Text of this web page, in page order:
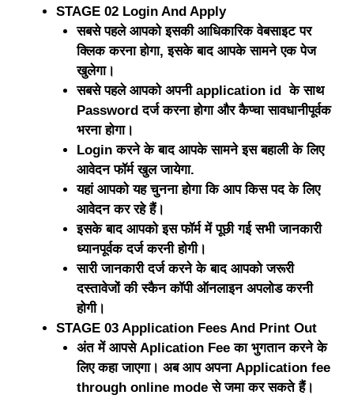
STAGE 02 Login And Apply
सबसे पहले आपको इसकी आधिकारिक वेबसाइट पर
क्लिक करना होगा, इसके बाद आपके सामने एक पेज
खुलेगा।
सबसे पहले आपको अपनी application id के साथ
Password दर्ज करना होगा और कैप्चा सावधानीपूर्वक
भरना होगा।
Login करने के बाद आपके सामने इस बहाली के लिए
आवेदन फॉर्म खुल जायेगा.
यहां आपको यह चुनना होगा कि आप किस पद के लिए
आवेदन कर रहे हैं।
इसके बाद आपको इस फॉर्म में पूछी गई सभी जानकारी
ध्यानपूर्वक दर्ज करनी होगी।
सारी जानकारी दर्ज करने के बाद आपको जरूरी
दस्तावेजों की स्कैन कॉपी ऑनलाइन अपलोड करनी
होगी।
STAGE 03 Application Fees And Print Out
अंत में आपसे Aplication Fee का भुगतान करने के
लिए कहा जाएगा। अब आप अपना Application fee
through online mode से जमा कर सकते हैं।